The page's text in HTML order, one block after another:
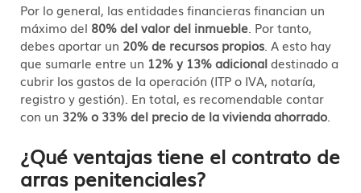
Por lo general, las entidades financieras financian un
máximo del 80% del valor del inmueble . Por tanto,
debes aportar un 20% de recursos propios . A esto hay
que sumarle entre un 12% y 13% adicionaldestinado a
cubrir los gastos de la operación (ITP o IVA, notaría,
registro y gestión) . En total, es recomendable contar
con un 32% o 33% del precio de la vivienda ahorrado
¿Qué ventajas tiene el contrato de
arras penitenciales?